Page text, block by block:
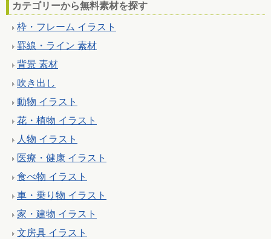
カテゴリーから無料素材を探す
枠・フレーム イラスト
罫線・ライン 素材
背景 素材
吹き出し
動物 イラスト
花・植物 イラスト
人物 イラスト
医療・健康 イラスト
食べ物 イラスト
車・乗り物 イラスト
家・建物 イラスト
文房具 イラスト